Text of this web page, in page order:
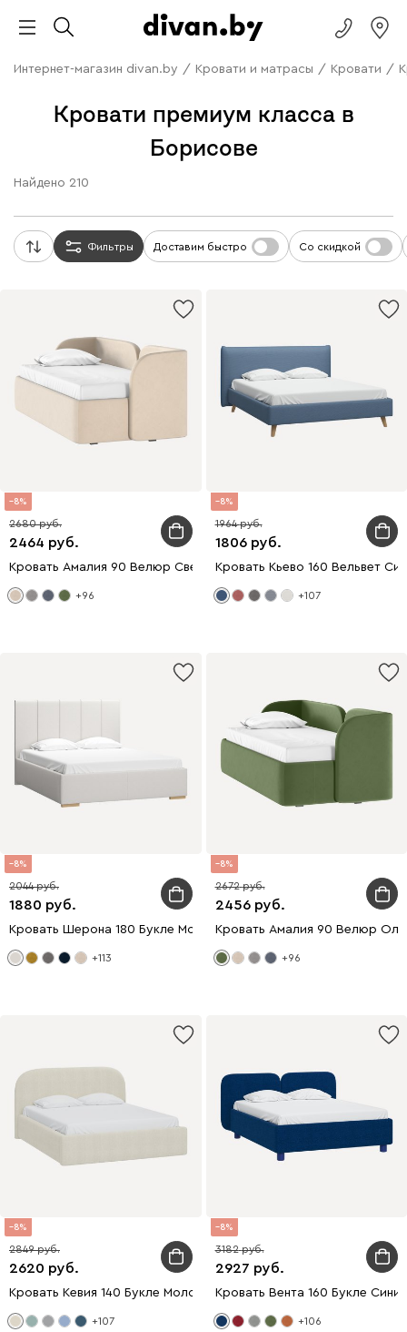
Интернет-магазин divan.by / Кровати и матрасы / Кровати /
Кровати премиум класса в
Борисове
Найдено 210
Фильтры Доставим быстро Со скидкой
8
2464
2680
Кровать Амалия 90 Велюр Светло-бежевый
+96
8
1806
1964
Кровать Кьево 160 Вельвет
+107
8
1880
2044
Кровать Шерона 180 Букле Молочный
+113
8
2456
2672
Кровать Амалия 90 Велюр
+96
8
2620
2849
Кровать Кевия 140 Букле Молочный
+107
8
2927
3182
Кровать Вента 160 Букле Синий
+106